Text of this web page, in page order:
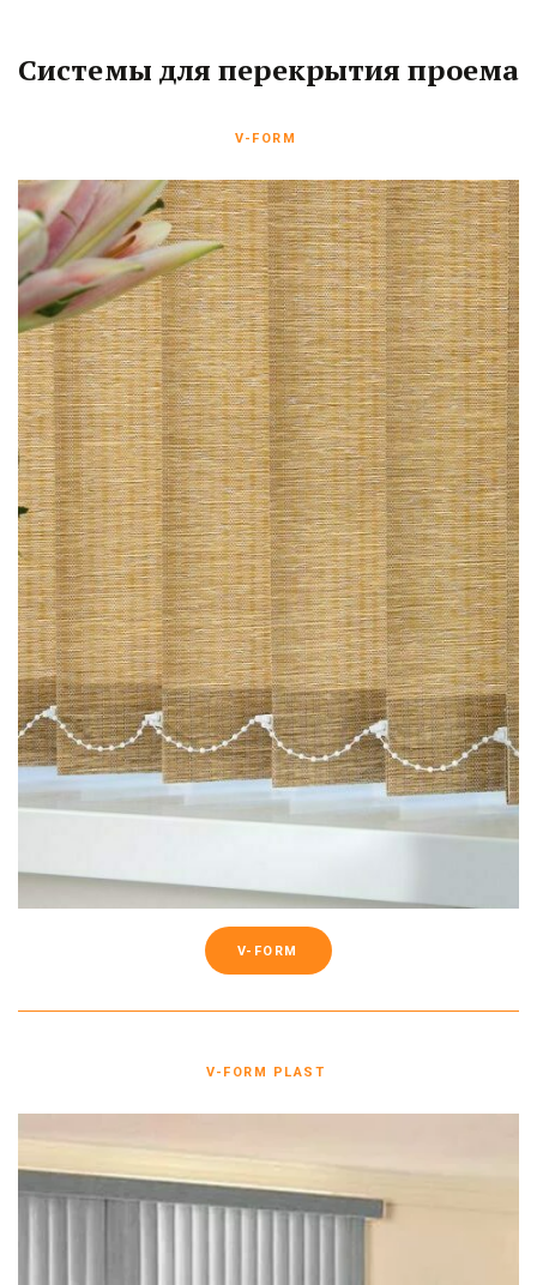
Системы для перекрытия проема
V-FORM
V-FORM
V-FORM PLAST